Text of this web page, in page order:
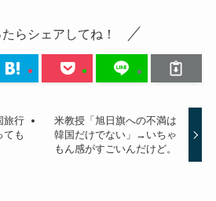
らシェアしてね！
旅行
も
米教授「旭日旗への不満は
韓国だけでない」→いちゃ
もん感がすごいんだけど。